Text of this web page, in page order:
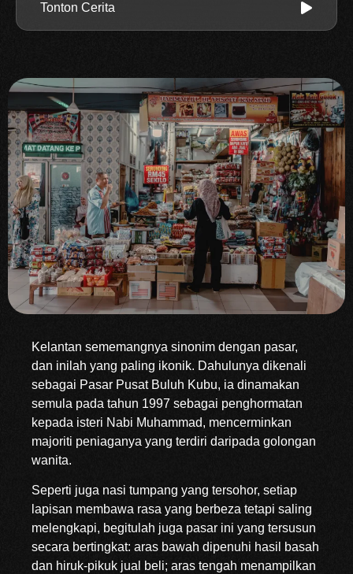
Tonton Cerita
Kelantan sememangnya sinonim dengan pasar,
dan inilah yang paling ikonik. Dahulunya dikenali
sebagai Pasar Pusat Buluh Kubu, ia dinamakan
semula pada tahun 1997 sebagai penghormatan
kepada isteri Nabi Muhammad, mencerminkan
majoriti peniaganya yang terdiri daripada golongan
wanita.
Seperti juga nasi tumpang yang tersohor, setiap
lapisan membawa rasa yang berbeza tetapi saling
melengkapi, begitulah juga pasar ini yang tersusun
secara bertingkat: aras bawah dipenuhi hasil basah
dan hiruk-pikuk jual beli; aras tengah menampilkan